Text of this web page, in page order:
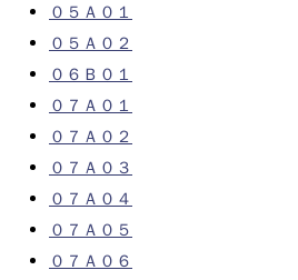
０５Ａ０１
０５Ａ０２
０６Ｂ０１
０７Ａ０１
０７Ａ０２
０７Ａ０３
０７Ａ０４
０７Ａ０５
０７Ａ０６